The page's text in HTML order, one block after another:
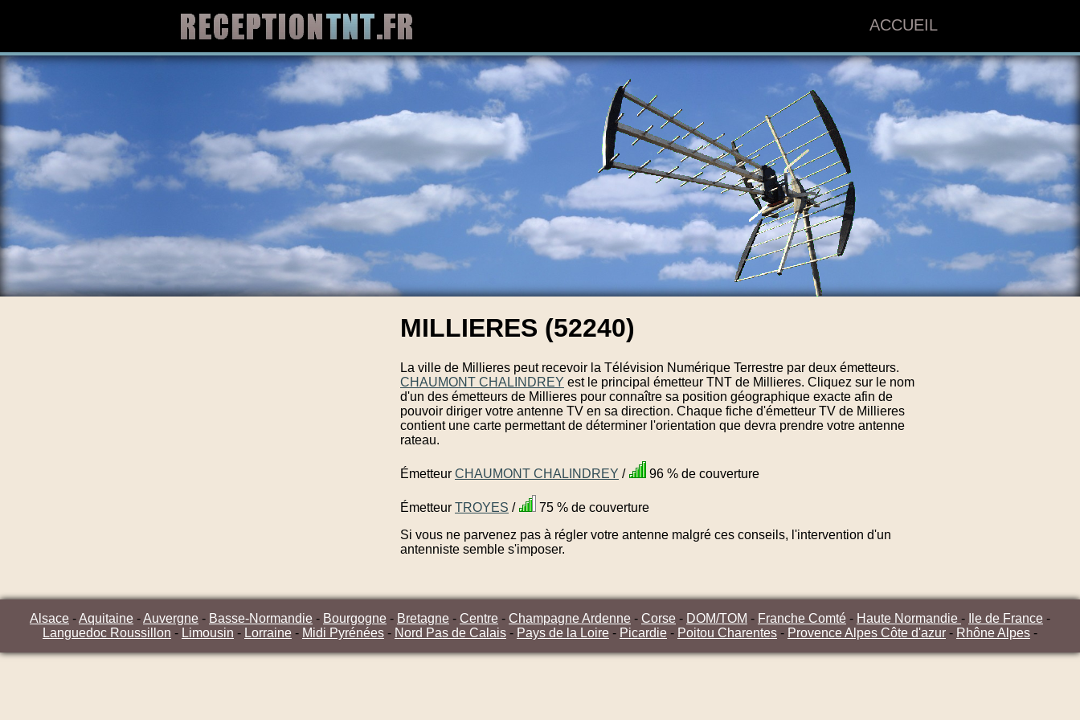
ACCUEIL
MILLIERES (52240)
La ville de Millieres peut recevoir la Télévision Numérique Terrestre par deux émetteurs.
CHAUMONT CHALINDREY est le principal émetteur TNT de Millieres. Cliquez sur le nom
d'un des émetteurs de Millieres pour connaître sa position géographique exacte afin de
pouvoir diriger votre antenne TV en sa direction. Chaque fiche d'émetteur TV de Millieres
contient une carte permettant de déterminer l'orientation que devra prendre votre antenne
rateau.
Émetteur CHAUMONT CHALINDREY / 96 % de couverture
Émetteur TROYES /
75 % de couverture
Si vous ne parvenez pas à régler votre antenne malgré ces conseils, l'intervention d'un
antenniste semble s'imposer.
Alsace -Aquitaine -Auvergne - Basse-Normandie - Bourgogne - Bretagne - Centre - Champagne Ardenne - Corse - DOM/TOM - Franche Comté - Haute Normandie - Ile de France -
Languedoc Roussillon - Limousin - Lorraine - Midi Pyrénées - Nord Pas de Calais - Pays de la Loire - Picardie - Poitou Charentes - Provence Alpes Côte d'azur - Rhône Alpes -